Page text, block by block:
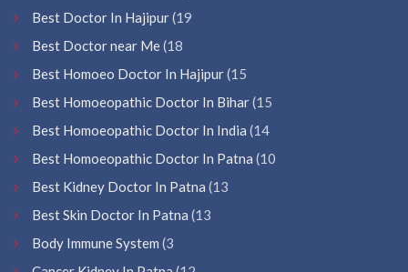
Best Doctor In Hajipur(19
Best Doctor near Me(18
Best Homoeo Doctor In Hajipur(15
Best Homoeopathic Doctor In Bihar(15
Best Homoeopathic Doctor In India (14
Best Homoeopathic Doctor In Patna (10
Best Kidney Doctor In Patna (13
Best Skin Doctor In Patna (13
Body Immune System (3